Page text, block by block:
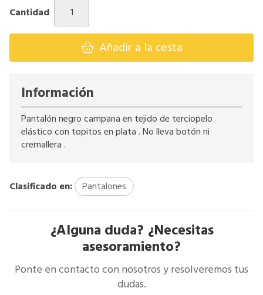
Cantidad
Añadir a la cesta
Información
Pantalón negro campana en tejido de terciopelo
elástico con topitos en plata . No lleva botón ni
cremallera .
Clasificado en: Pantalones
¿Alguna duda? ¿Necesitas
asesoramiento?
Ponte en contacto con nosotros y resolveremos tus
dudas.